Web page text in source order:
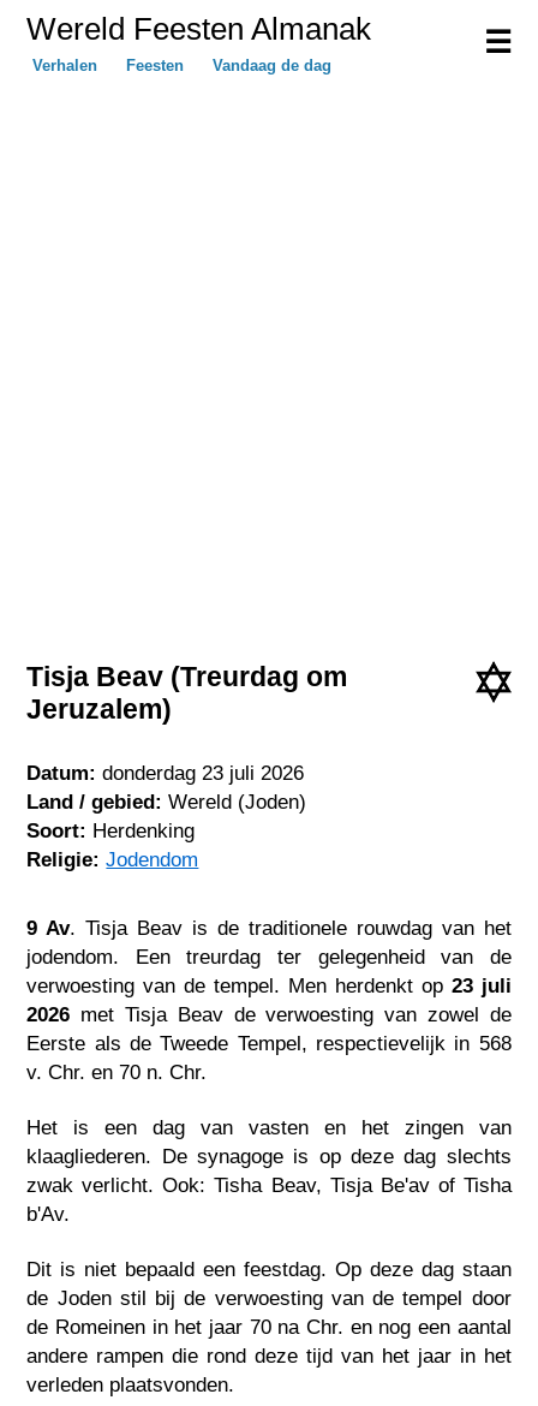
☰
Wereld Feesten Almanak
Verhalen Feesten Vandaag de dag
Tisja Beav (Treurdag om
Jeruzalem)
Datum: donderdag 23 juli 2026
Land / gebied: Wereld (Joden)
Soort: Herdenking
Religie: Jodendom
9 Av. Tisja Beav is de traditionele rouwdag van het
jodendom. Een treurdag ter gelegenheid van de
verwoesting van de tempel. Men herdenkt op 23 juli
2026 met Tisja Beav de verwoesting van zowel de
Eerste als de Tweede Tempel, respectievelijk in 568
v. Chr. en 70 n. Chr.
Het is een dag van vasten en het zingen van
klaagliederen. De synagoge is op deze dag slechts
zwak verlicht. Ook: Tisha Beav, Tisja Be'av of Tisha
b'Av.
Dit is niet bepaald een feestdag. Op deze dag staan
de Joden stil bij de verwoesting van de tempel door
de Romeinen in het jaar 70 na Chr. en nog een aantal
andere rampen die rond deze tijd van het jaar in het
verleden plaatsvonden.